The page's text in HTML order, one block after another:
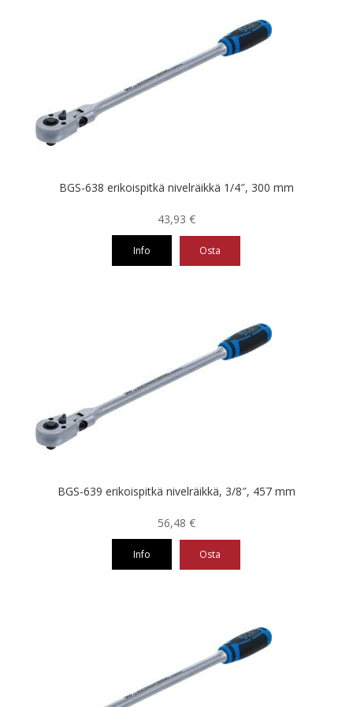
BGS-638 erikoispitkä nivelräikkä 1/4″, 300 mm
43,93 €
Info Osta
BGS-639 erikoispitkä nivelräikkä, 3/8″, 457 mm
56,48 €
Info Osta